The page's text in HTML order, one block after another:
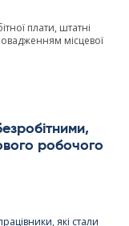
плати, штатні
місцевої
робочого
які стали